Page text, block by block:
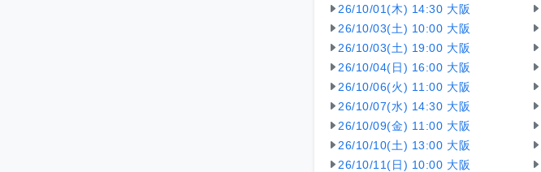
26/10/01(木) 14:30 大阪
26/10/03(土) 10:00 大阪
26/10/03(土) 19:00 大阪
26/10/04(日) 16:00 大阪
26/10/06(火) 11:00 大阪
26/10/07(水) 14:30 大阪
26/10/09(金) 11:00 大阪
26/10/10(土) 13:00 大阪
26/10/11(日) 10:00 大阪